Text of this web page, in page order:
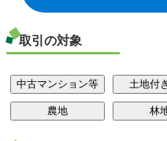
取引の対象